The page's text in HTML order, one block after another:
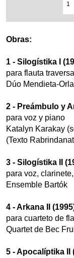
Obras:
1 - Silogístika I
para flauta
Dúo Mendieta-
2 - Preámbulo y
para voz y piano
Katalyn Karakay
(Texto
3 - Silogístika II
para voz,
Ensemble Bartók
4 - Arkana II
para cuarteto de
Quartet de Bec
5 - Apocalíptika II